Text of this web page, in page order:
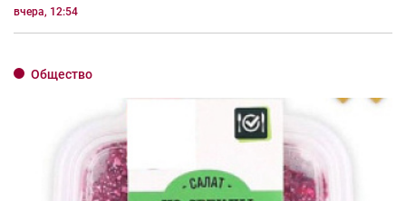
вчера, 12:54
Общество